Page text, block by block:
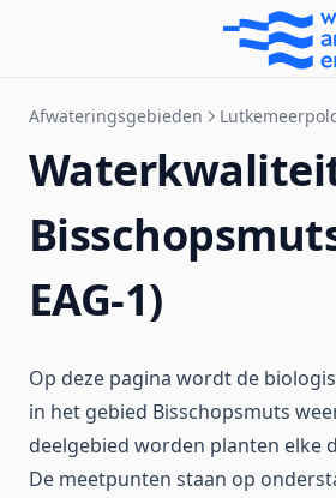
Afwateringsgebieden
EAG-1)
Op deze pagina wordt de
in het gebied Bisschopsmuts
deelgebied worden planten elke
De meetpunten staan op